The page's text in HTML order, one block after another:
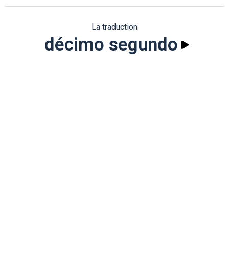
La traduction
décimo segundo